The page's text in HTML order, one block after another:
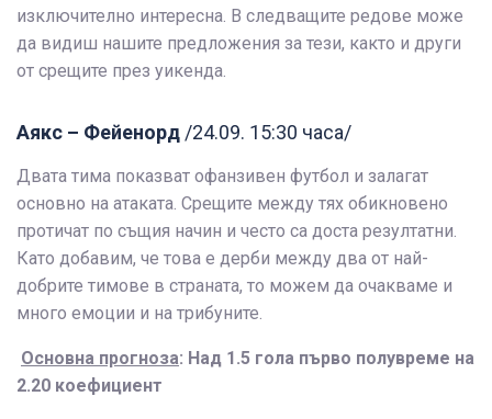
изключително интересна. В следващите редове може
да видиш нашите предложения за тези, както и други
от срещите през уикенда.
Аякс – Фейенорд /24.09. 15:30 часа/
Двата тима показват офанзивен футбол и залагат
основно на атаката. Срещите между тях обикновено
протичат по същия начин и често са доста резултатни.
Като добавим, че това е дерби между два от най-
добрите тимове в страната, то можем да очакваме и
много емоции и на трибуните.
Основна прогноза: Над 1.5 гола първо полувреме на
2.20 коефициент